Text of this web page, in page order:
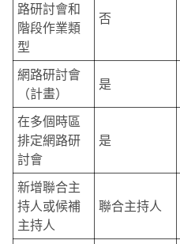
路研討會和
階段作業類
型
否
網路研討會
（計畫）
是
在多個時區
排定網路研
討會
是
新增聯合主
持人或候補
主持人
聯合主持人